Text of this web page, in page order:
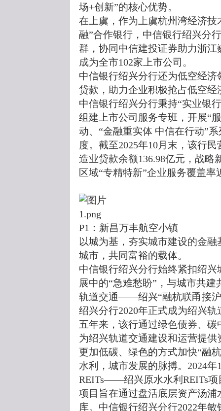
场+创新”的核心优势。
在上虞，作为上虞杭州湾经济
融”合作银行，中信银行绍兴分
群，协同中信建投证券助力浙
成为全市102家上市公司。
中信银行绍兴分行还为低空经
贷款，助力企业积极抢占低空经
中信银行绍兴分行秉持“实业银
组建上市公司服务专班，开展“
动、“金融重实体 中信在行动”
度。截至2025年10月末，该行
造业贷款余额136.98亿元，战略
区域“专精特新”企业服务覆盖率
P1：新昌万丰航空小镇
以城为基，夯实城市建设的金融
城市，共同富裕的载体。
中信银行绍兴分行始终紧扣绍
展中的“急难愁盼”，与城市共建
轨道交通——绍兴“融杭联甬接
绍兴分行2020年正式成为绍兴
五年来，该行通过绿色债券、
为绍兴轨道交通建设和运营提
更加低碳、绿色的方式加快“融
水利，城市发展的脉搏。2024
REITs——绍兴原水水利REITs项
项目旨在通过盘活底层资产汤
库。中信银行绍兴分行2022年